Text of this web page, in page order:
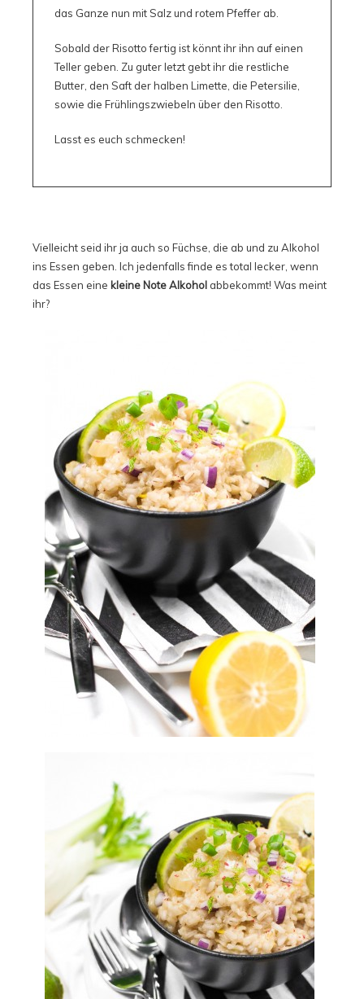
das Ganze nun mit Salz und rotem Pfeffer ab.
Sobald der Risotto fertig ist könnt ihr ihn auf einen
Teller geben. Zu guter letzt gebt ihr die restliche
Butter, den Saft der halben Limette, die Petersilie,
sowie die Frühlingszwiebeln über den Risotto.
Lasst es euch schmecken!
Vielleicht seid ihr ja auch so Füchse, die ab und zu Alkohol
ins Essen geben. Ich jedenfalls finde es total lecker, wenn
das Essen eine kleine Note Alkohol abbekommt! Was meint
ihr?